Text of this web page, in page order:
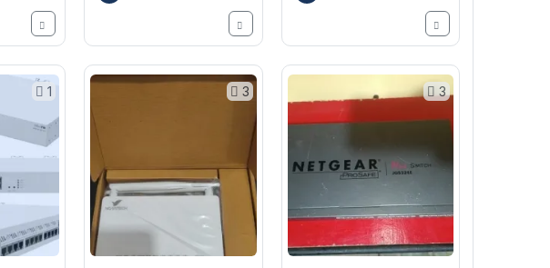
1 3 3